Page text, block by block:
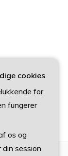
cookies
for
fungerer
os og
session